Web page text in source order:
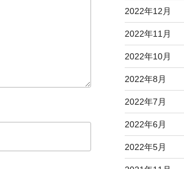
2022年12月
2022年11月
2022年10月
2022年8月
2022年7月
2022年6月
2022年5月